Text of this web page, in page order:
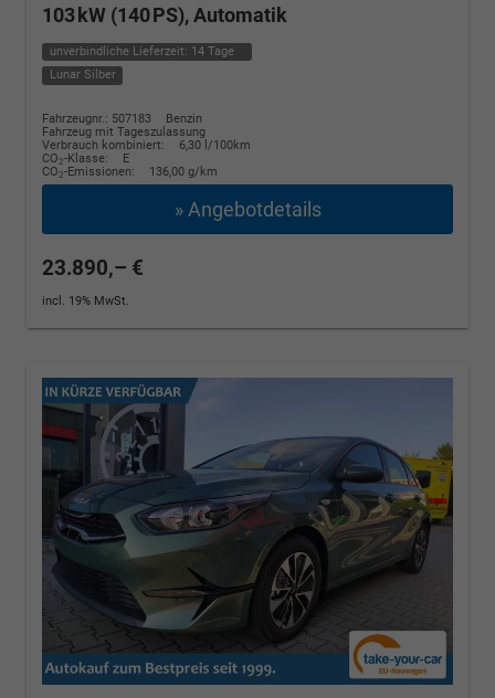
103 kW (140 PS), Automatik
unverbindliche Lieferzeit: 14 Tage
Lunar Silber
Fahrzeugnr.: 507183
Benzin
Fahrzeug mit Tageszulassung
Verbrauch kombiniert:
6,30 l/100km
CO2-Klasse:
E
CO2-Emissionen: 136,00 g/km
» Angebotdetails
23.890,– €
incl. 19% MwSt.